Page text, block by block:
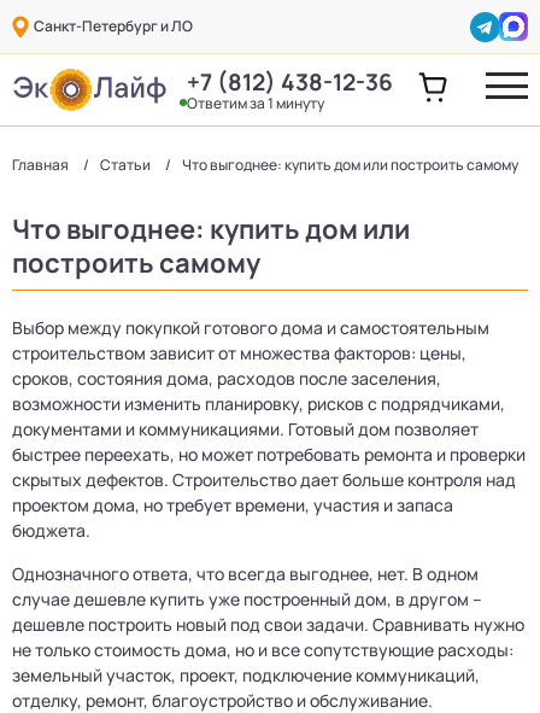
Санкт-Петербург и ЛО
+7 (812) 438-12-36
Ответим за 1 минуту
Главная Статьи Что выгоднее: купить дом или построить самому
Что выгоднее: купить дом или
построить самому
Выбор между покупкой готового дома и самостоятельным
строительством зависит от множества факторов: цены,
сроков, состояния дома, расходов после заселения,
возможности изменить планировку, рисков с подрядчиками,
документами и коммуникациями. Готовый дом позволяет
быстрее переехать, но может потребовать ремонта и проверки
скрытых дефектов. Строительство дает больше контроля над
проектом дома, но требует времени, участия и запаса
бюджета.
Однозначного ответа, что всегда выгоднее, нет. В одном
случае дешевле купить уже построенный дом, в другом –
дешевле построить новый под свои задачи. Сравнивать нужно
не только стоимость дома, но и все сопутствующие расходы:
земельный участок, проект, подключение коммуникаций,
отделку, ремонт, благоустройство и обслуживание.